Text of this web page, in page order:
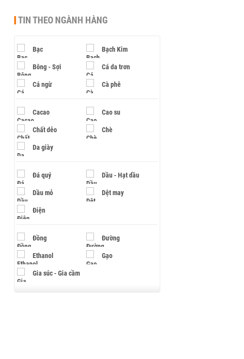
TIN THEO NGÀNH HÀNG
Bạc Bạch Kim
Bông - Sợi Cá da trơn
Cá ngừ Cà phê
Cacao Cao su
Chất dẻo Chè
Da giày
Đá quý Dầu - Hạt dầu
Dầu mỏ Dệt may
Điện
Đồng Đường
Ethanol Gạo
Gia súc - Gia cầm